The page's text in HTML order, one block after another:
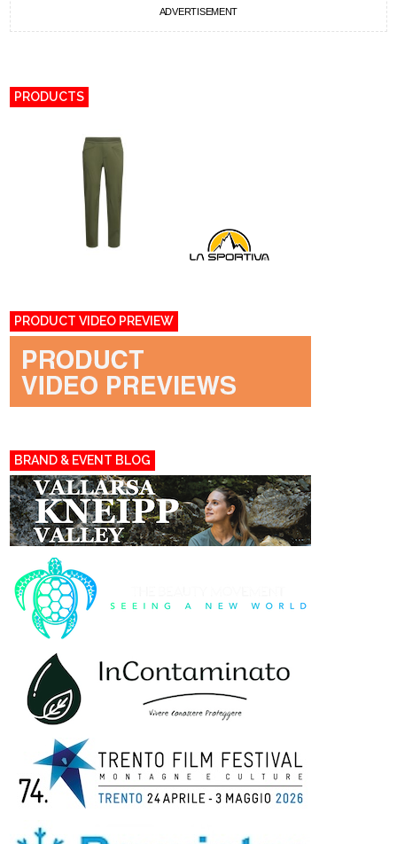
ADVERTISEMENT
PRODUCTS
PRODUCT VIDEO PREVIEW
BRAND & EVENT BLOG